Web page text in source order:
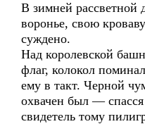
В зимней рассветной
воронье, свою
суждено.
Над королевской
флаг, колокол
ему в такт. Черной
охвачен был —
свидетель тому